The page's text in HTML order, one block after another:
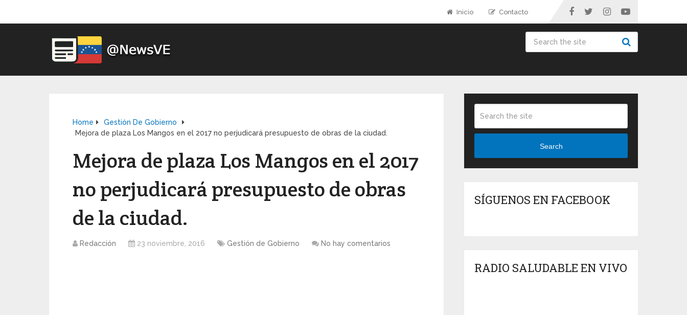
Inicio Contacto
Home
Gestión De Gobierno
Mejora de plaza Los Mangos en el 2017 no perjudicará presupuesto de obras de la ciudad.
Mejora de plaza Los Mangos en el 2017
no perjudicará presupuesto de obras
de la ciudad.
Redacción 23 noviembre, 2016 Gestión de Gobierno No hay comentarios
Search
SÍGUENOS EN FACEBOOK
RADIO SALUDABLE EN VIVO